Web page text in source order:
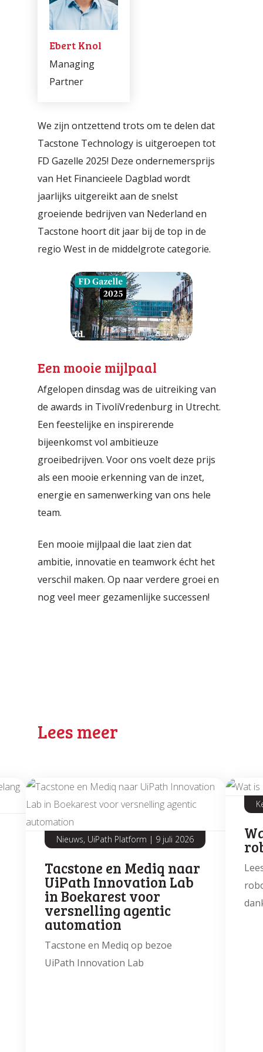
Ebert Knol
Managing
Partner
We zijn ontzettend trots om te delen dat
Tacstone Technology is uitgeroepen tot
FD Gazelle 2025! Deze ondernemersprijs
van Het Financieele Dagblad wordt
jaarlijks uitgereikt aan de snelst
groeiende bedrijven van Nederland en
Tacstone hoort dit jaar bij de top in de
regio West in de middelgrote categorie.
Een mooie mijlpaal
Afgelopen dinsdag was de uitreiking van
de awards in TivoliVredenburg in Utrecht.
Een feestelijke en inspirerende
bijeenkomst vol ambitieuze
groeibedrijven. Voor ons voelt deze prijs
als een mooie erkenning van de inzet,
energie en samenwerking van ons hele
team.
Een mooie mijlpaal die laat zien dat
ambitie, innovatie en teamwork écht het
verschil maken. Op naar verdere groei en
nog veel meer gezamenlijke successen!
Lees meer
Nieuws, UiPath Platform | 9 juli 2026
Tacstone en Mediq naar
UiPath Innovation Lab
in Boekarest voor
versnelling agentic
automation
Tacstone en Mediq op bezoe
UiPath Innovation Lab
Agentic Testing
Zo ziet de toekomst van testen
eruit: van handmatig naar écht
intelligent.
Roosteren en plannen
Met onze innovatieve oplossing
maken we roosteren in de zorg
eenvoudiger, efficiënter én
menselijker.
Automation Discovery
De slimme start van elk project. De
Tacstone Technology Way of
Working.